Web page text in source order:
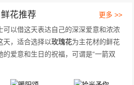
花推荐
更多 >>
可以借这天表达自己的深深爱意和浓浓
天，适合选择以玫瑰花为主花材的鲜花
爱意和生日的祝福，可谓是“一箭双